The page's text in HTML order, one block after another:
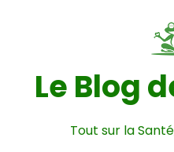
Le Blog
Tout sur la